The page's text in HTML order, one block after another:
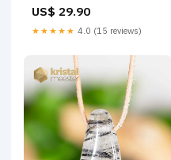
US$ 29.90
★★★★★ 4.0 (15 reviews)